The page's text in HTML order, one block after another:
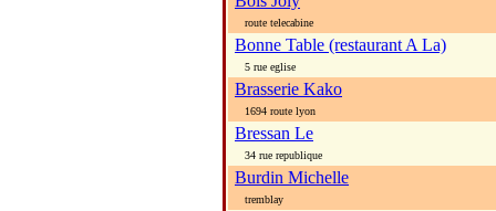
route telecabine
Bonne Table (restaurant A La)
5 rue eglise
Brasserie Kako
1694 route lyon
Bressan Le
34 rue republique
Burdin Michelle
tremblay